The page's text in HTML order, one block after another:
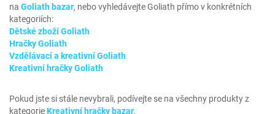
na Goliath bazar, nebo vyhledávejte Goliath přímo v konkrétních
kategoriích:
Dětské zboží Goliath
Hračky Goliath
Vzdělávací a kreativní Goliath
Kreativní hračky Goliath
Pokud jste si stále nevybrali, podívejte se na všechny produkty z
kategorieKreativní hračky bazar.